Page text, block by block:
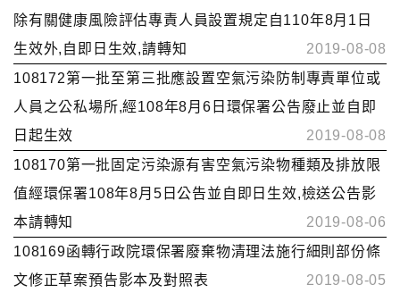
除有關健康風險評估專責人員設置規定自110年8月1日
生效外,自即日生效,請轉知
2019-08-08
108172第一批至第三批應設置空氣污染防制專責單位或
人員之公私場所,經108年8月6日環保署公告廢止並自即
日起生效
2019-08-08
108170第一批固定污染源有害空氣污染物種類及排放限
值經環保署108年8月5日公告並自即日生效,檢送公告影
本請轉知
2019-08-06
108169函轉行政院環保署廢棄物清理法施行細則部份條
文修正草案預告影本及對照表
2019-08-05